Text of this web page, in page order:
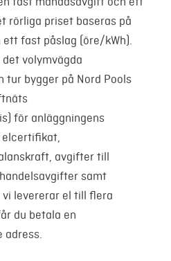
rörliga priset baseras på
fast påslag (öre/kWh).
volymvägda
tur bygger på Nord Pools
för anläggningens
avgifter till
samt
levererar el till flera
du betala en